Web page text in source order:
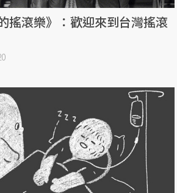
搖滾樂》：歡迎來到台灣搖滾